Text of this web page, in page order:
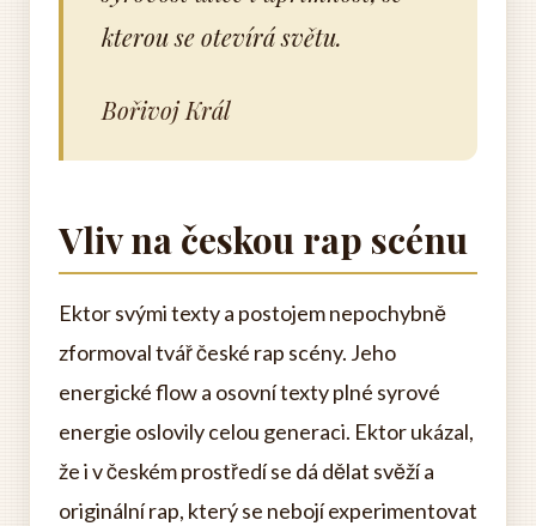
kterou se otevírá světu.
Bořivoj Král
Vliv na českou rap scénu
Ektor svými texty a postojem nepochybně
zformoval tvář české rap scény. Jeho
energické flow a osovní texty plné syrové
energie oslovily celou generaci. Ektor ukázal,
že i v českém prostředí se dá dělat svěží a
originální rap, který se nebojí experimentovat